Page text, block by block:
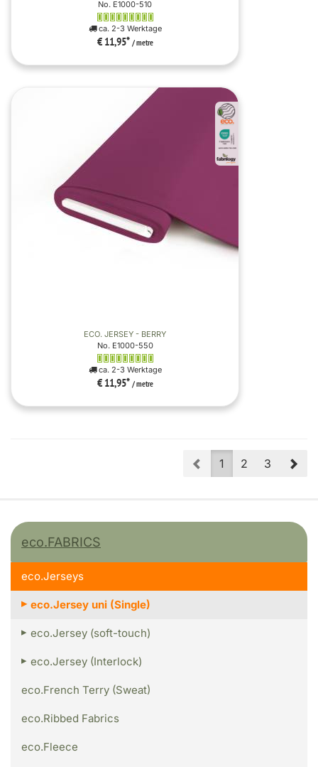
No. E1000-510
ca. 2-3 Werktage
€ 11,95* / metre
ECO. JERSEY - BERRY
No. E1000-550
ca. 2-3 Werktage
€ 11,95* / metre
Prev
1 2 3
eco.FABRICS
eco.Jerseys
eco.Jersey uni (Single)
eco.Jersey (soft-touch)
eco.Jersey (Interlock)
eco.French Terry (Sweat)
eco.Ribbed Fabrics
eco.Fleece